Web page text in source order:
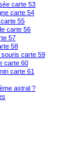
carte 53
carte 54
55
carte 56
57
58
carte 59
carte 60
carte 61
astral ?